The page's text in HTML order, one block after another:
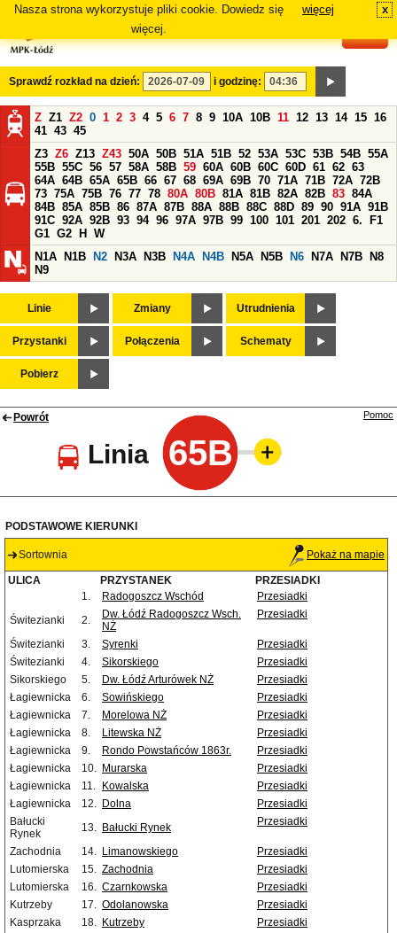
Nasza strona wykorzystuje pliki cookie. Dowiedz się
więcej.
więcej x
Sprawdź rozkład na dzień: i godzinę:
Z Z1 Z2 0 1 2 3 4 5 6 7 8 9 10A 10B 11 12 13 14 15 16
41 43 45
Z3 Z6 Z13 Z43 50A 50B 51A 51B 52 53A 53C 53B 54B 55A
55B 55C 56 57 58A 58B 59 60A 60B 60C 60D 61 62 63
64A 64B 65A 65B 66 67 68 69A 69B 70 71A 71B 72A 72B
73 75A 75B 76 77 78 80A 80B 81A 81B 82A 82B 83 84A
84B 85A 85B 86 87A 87B 88A 88B 88C 88D 89 90 91A 91B
91C 92A 92B 93 94 96 97A 97B 99 100 101 201 202 6.
F1
G1 G2 H
W
N1A
N1B N2 N3A N3B N4A N4B N5A N5B N6 N7A N7B
N8
N9
Linie Zmiany Utrudnienia
Przystanki Połączenia Schematy
Pobierz
Powrót
Linia 65B
Pomoc
PODSTAWOWE KIERUNKI
Sortownia Pokaż na mapie
ULICA PRZYSTANEK
PRZESIADKI
1.
Radogoszcz Wschód
Przesiadki
Świtezianki
2.
Dw. Łódź Radogoszcz Wsch.
NŻ
Przesiadki
Świtezianki 3. Syrenki
Przesiadki
Świtezianki
4. Sikorskiego
Przesiadki
Sikorskiego
5. Dw. Łódź Arturówek NŻ
Przesiadki
Łagiewnicka
6. Sowińskiego
Przesiadki
Łagiewnicka
7. Morelowa NŻ
Przesiadki
Łagiewnicka
8. Litewska NŻ
Przesiadki
Łagiewnicka
9. Rondo Powstańców 1863r.
Przesiadki
Łagiewnicka
10. Murarska
Przesiadki
Łagiewnicka
11. Kowalska
Przesiadki
Łagiewnicka
12. Dolna
Przesiadki
Bałucki
Rynek
13. Bałucki Rynek Przesiadki
Zachodnia 14. Limanowskiego
Przesiadki
Lutomierska
15. Zachodnia
Przesiadki
Lutomierska
16. Czarnkowska
Przesiadki
Kutrzeby
17. Odolanowska
Przesiadki
Kasprzaka
18. Kutrzeby
Przesiadki